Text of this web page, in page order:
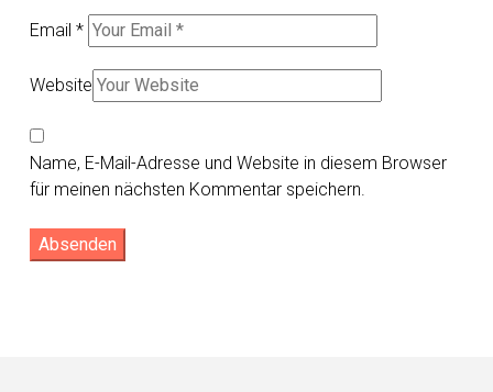
Email *
Website
Name, E-Mail-Adresse und Website in diesem Browser
für meinen nächsten Kommentar speichern.
Absenden